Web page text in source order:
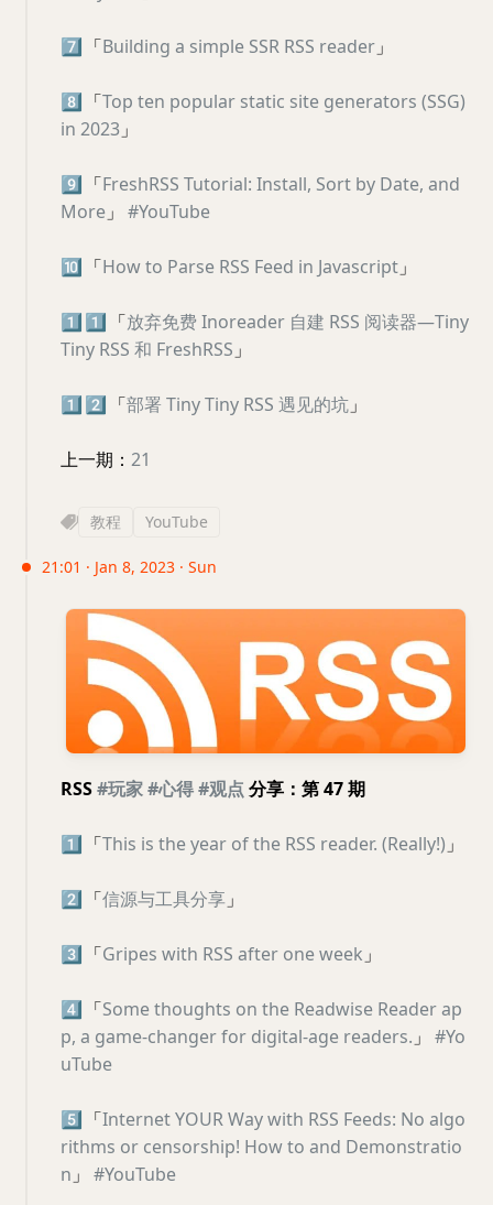
7️⃣ 「Building a simple SSR RSS reader 」
8️⃣ 「Top ten popular static site generators (SSG)
in 2023 」
9️⃣ 「FreshRSS Tutorial: Install, Sort by Date, and
More 」 #YouTube
🔟 「How to Parse RSS Feed in Javascript 」
1️⃣1️⃣ 「放弃免费 Inoreader 自建 RSS 阅读器—Tiny
Tiny RSS 和 FreshRSS 」
1️⃣ 2️⃣ 「部署 Tiny Tiny RSS 遇见的坑 」
上一期： 21
教程 YouTube
21:01 · Jan 8, 2023 · Sun
RSS#玩家#心得#观点分享：第 47 期
1️⃣ 「This is the year of the RSS reader. (Really!)」
2️⃣ 「信源与工具分享」
3️⃣ 「Gripes with RSS after one week」
4️⃣ 「Some thoughts on the Readwise Reader ap
p, a game-changer for digital-age readers.」 #Yo
uTube
5️⃣ 「Internet YOUR Way with RSS Feeds: No algo
rithms or censorship! How to and Demonstratio
n」 #YouTube